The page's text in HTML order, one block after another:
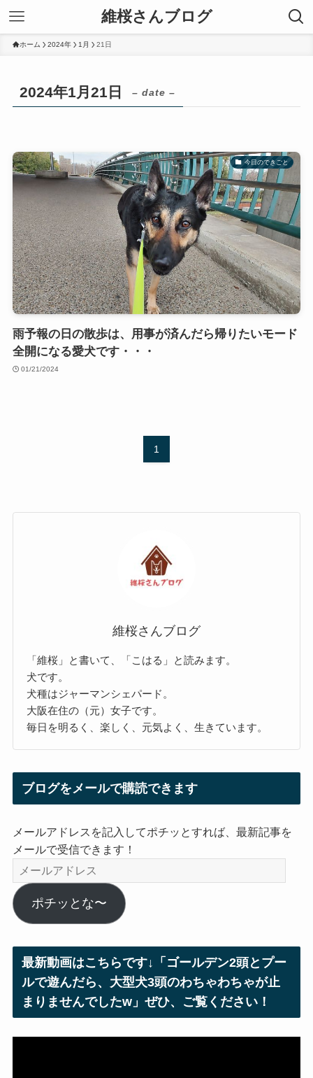
維桜さんブログ
ホーム 2024年 1月 21日
2024年1月21日 – date –
今日のできごと
雨予報の日の散歩は、用事が済んだら帰りたいモード
全開になる愛犬です・・・
01/21/2024
1
維桜さんブログ
「維桜」と書いて、「こはる」と読みます。
犬です。
犬種はジャーマンシェパード。
大阪在住の（元）女子です。
毎日を明るく、楽しく、元気よく、生きています。
ブログをメールで購読できます
メールアドレスを記入してポチッとすれば、最新記事を
メールで受信できます！
メ
ー
ル
ア
ス
ポチッとな〜
最新動画はこちらです↓「ゴールデン2頭とプー
ルで遊んだら、大型犬3頭のわちゃわちゃが止
まりませんでしたw」ぜひ、ご覧ください！